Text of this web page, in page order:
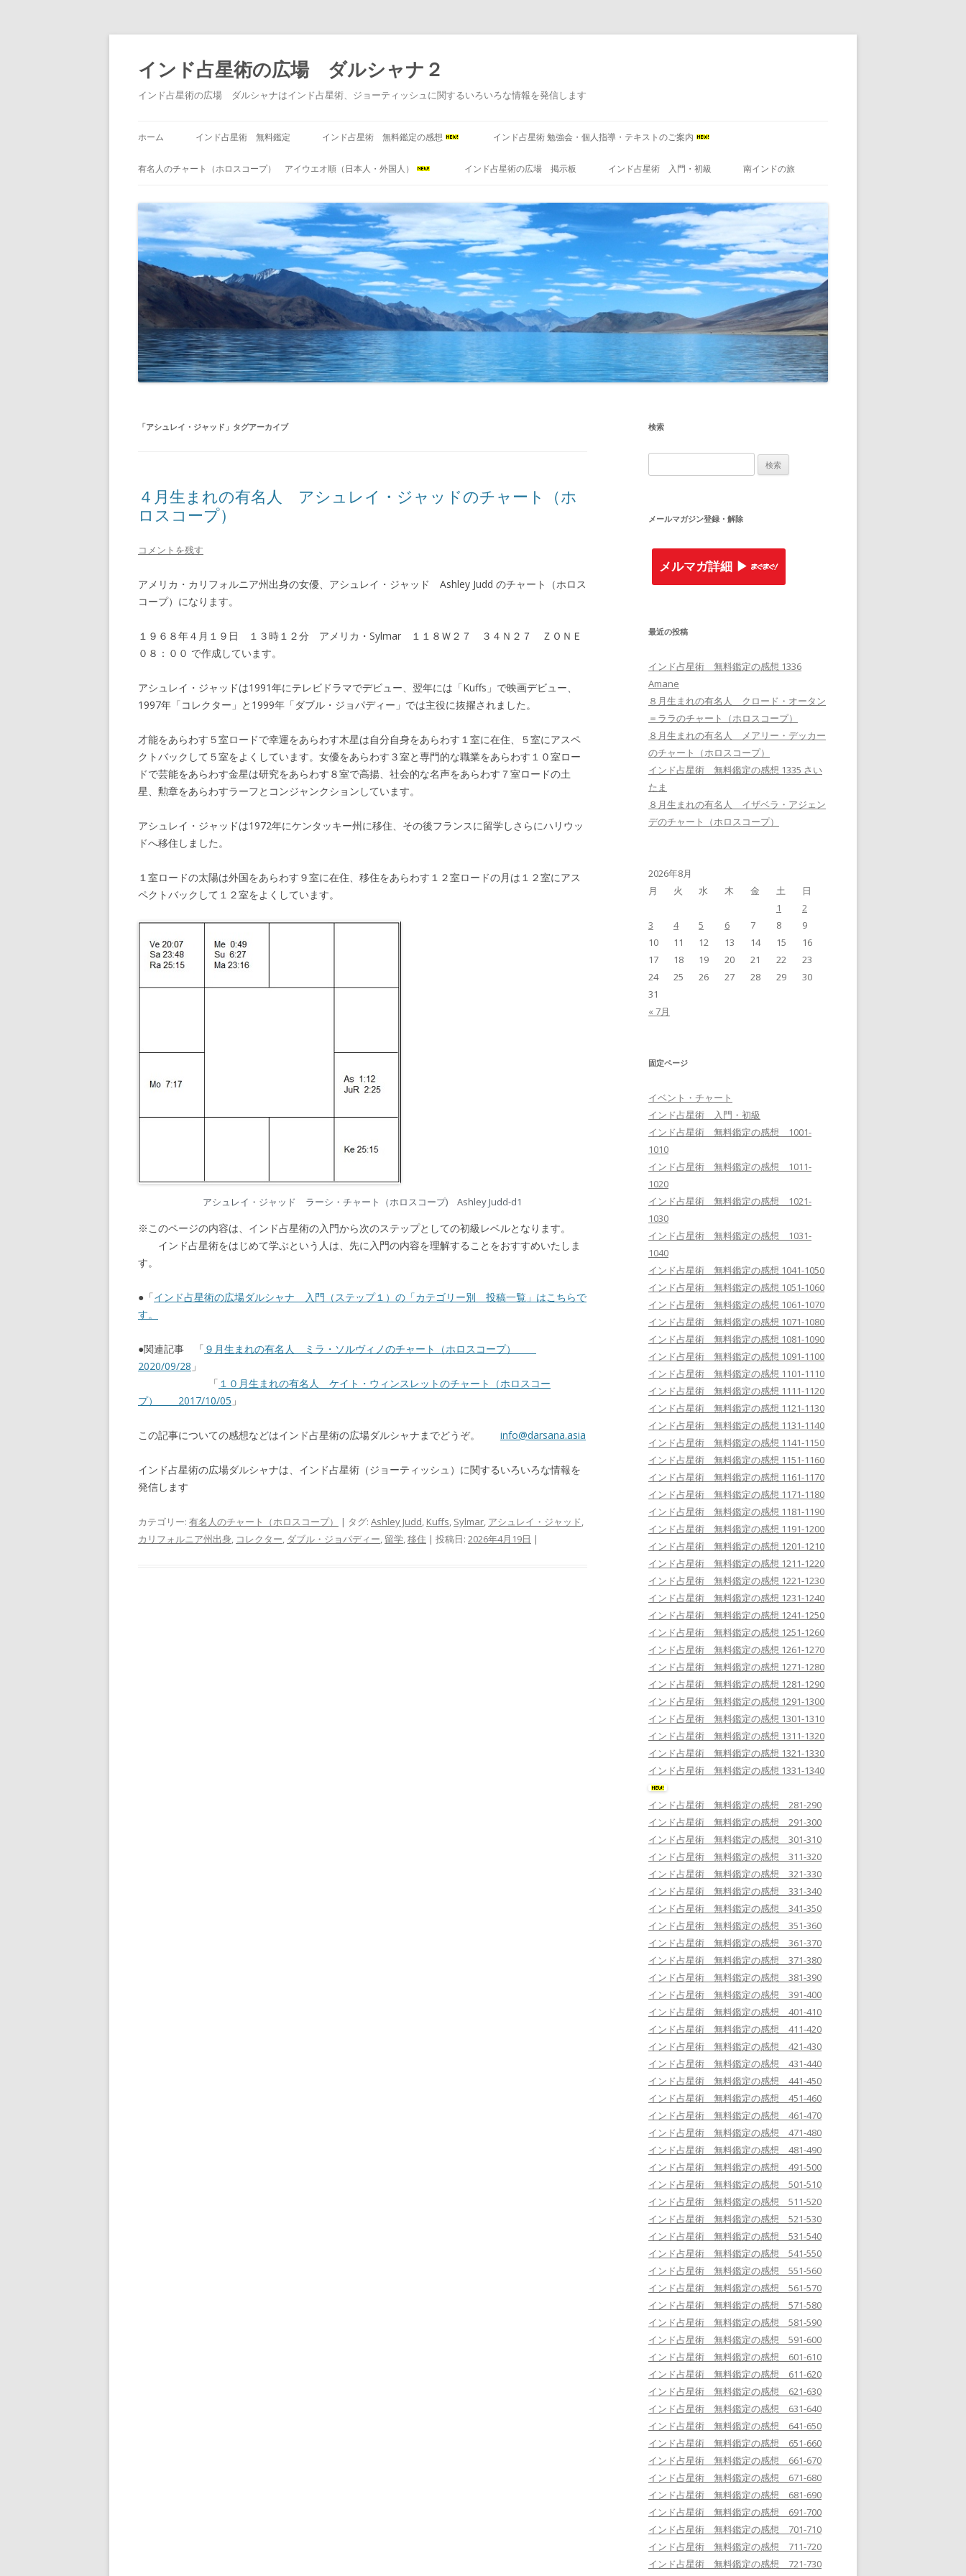
インド占星術の広場 ダルシャナ２
インド占星術の広場 ダルシャナはインド占星術、ジョーティッシュに関するいろいろな情報を発信します
ツ
へ
ッ
プ
ホーム インド占星術 無料鑑定 インド占星術 無料鑑定の感想 インド占星術 勉強会・個人指導・テキストのご案内
有名人のチャート（ホロスコープ） アイウエオ順（日本人・外国人） インド占星術の広場 掲示板 インド占星術 入門・初級 南インドの旅
「アシュレイ・ジャッド 」タグアーカイブ
４月生まれの有名人 アシュレイ・ジャッドのチャート（ホ
ロスコープ）
コメントを残す
アメリカ・カリフォルニア州出身の女優、アシュレイ・ジャッド Ashley Judd のチャート（ホロス
コープ）になります。
１９６８年４月１９日 １３時１２分 アメリカ・Sylmar １１８Ｗ２７ ３４Ｎ２７ ＺＯＮＥ
０８：００ で作成しています。
アシュレイ・ジャッドは1991年にテレビドラマでデビュー、翌年には「Kuffs」で映画デビュー、
1997年「コレクター」と1999年「ダブル・ジョパディー」では主役に抜擢されました。
才能をあらわす５室ロードで幸運をあらわす木星は自分自身をあらわす１室に在住、５室にアスペ
クトバックして５室をよくしています。女優をあらわす３室と専門的な職業をあらわす１０室ロー
ドで芸能をあらわす金星は研究をあらわす８室で高揚、社会的な名声をあらわす７室ロードの土
星、勲章をあらわすラーフとコンジャンクションしています。
アシュレイ・ジャッドは1972年にケンタッキー州に移住、その後フランスに留学しさらにハリウッ
ドへ移住しました。
１室ロードの太陽は外国をあらわす９室に在住、移住をあらわす１２室ロードの月は１２室にアス
ペクトバックして１２室をよくしています。
アシュレイ・ジャッド ラーシ・チャート（ホロスコープ) Ashley Judd-d1
※このページの内容は、インド占星術の入門から次のステップとしての初級レベルとなります。
インド占星術をはじめて学ぶという人は、先に入門の内容を理解することをおすすめいたしま
す。
●「インド占星術の広場ダルシャナ 入門（ステップ１）の「カテゴリー別 投稿一覧」はこちらで
す。
●関連記事 「 ９月生まれの有名人 ミラ・ソルヴィノのチャート（ホロスコープ）
2020/09/28 」
「 １０月生まれの有名人 ケイト・ウィンスレットのチャート（ホロスコー
プ） 2017/10/05 」
この記事についての感想などはインド占星術の広場ダルシャナまでどうぞ。 info@darsana.asia
インド占星術の広場ダルシャナは、インド占星術（ジョーティッシュ）に関するいろいろな情報を
発信します
カテゴリー: 有名人のチャート（ホロスコープ） | タグ: Ashley Judd Kuffs Sylmar アシュレイ・ジャッド
カリフォルニア州出身 コレクター ダブル・ジョパディー 留学 移住 | 投稿日: 2026年4月19日 |
検索
索
メールマガジン登録・解除
メルマガ詳細 ▶︎
最近の投稿
インド占星術 無料鑑定の感想 1336
Amane
８月生まれの有名人 クロード・オータン
＝ララのチャート（ホロスコープ）
８月生まれの有名人 メアリー・デッカー
のチャート（ホロスコープ）
インド占星術 無料鑑定の感想 1335 さい
たま
８月生まれの有名人 イザベラ・アジェン
デのチャート（ホロスコープ）
2026年8月
月
火 水 木 金 土 日
« 7月
1
2
3
4 5 6 7 8
9
10
11 12 13 14 15
16
17
18 19 20 21 22
23
24
25 26 27 28 29
30
31
固定ページ
イベント・チャート
インド占星術 入門・初級
インド占星術 無料鑑定の感想 1001-
1010
インド占星術 無料鑑定の感想 1011-
1020
インド占星術 無料鑑定の感想 1021-
1030
インド占星術 無料鑑定の感想 1031-
1040
インド占星術 無料鑑定の感想 1041-1050
インド占星術 無料鑑定の感想 1051-1060
インド占星術 無料鑑定の感想 1061-1070
インド占星術 無料鑑定の感想 1071-1080
インド占星術 無料鑑定の感想 1081-1090
インド占星術 無料鑑定の感想 1091-1100
インド占星術 無料鑑定の感想 1101-1110
インド占星術 無料鑑定の感想 1111-1120
インド占星術 無料鑑定の感想 1121-1130
インド占星術 無料鑑定の感想 1131-1140
インド占星術 無料鑑定の感想 1141-1150
インド占星術 無料鑑定の感想 1151-1160
インド占星術 無料鑑定の感想 1161-1170
インド占星術 無料鑑定の感想 1171-1180
インド占星術 無料鑑定の感想 1181-1190
インド占星術 無料鑑定の感想 1191-1200
インド占星術 無料鑑定の感想 1201-1210
インド占星術 無料鑑定の感想 1211-1220
インド占星術 無料鑑定の感想 1221-1230
インド占星術 無料鑑定の感想 1231-1240
インド占星術 無料鑑定の感想 1241-1250
インド占星術 無料鑑定の感想 1251-1260
インド占星術 無料鑑定の感想 1261-1270
インド占星術 無料鑑定の感想 1271-1280
インド占星術 無料鑑定の感想 1281-1290
インド占星術 無料鑑定の感想 1291-1300
インド占星術 無料鑑定の感想 1301-1310
インド占星術 無料鑑定の感想 1311-1320
インド占星術 無料鑑定の感想 1321-1330
インド占星術 無料鑑定の感想 1331-1340
インド占星術 無料鑑定の感想 281-290
インド占星術 無料鑑定の感想 291-300
インド占星術 無料鑑定の感想 301-310
インド占星術 無料鑑定の感想 311-320
インド占星術 無料鑑定の感想 321-330
インド占星術 無料鑑定の感想 331-340
インド占星術 無料鑑定の感想 341-350
インド占星術 無料鑑定の感想 351-360
インド占星術 無料鑑定の感想 361-370
インド占星術 無料鑑定の感想 371-380
インド占星術 無料鑑定の感想 381-390
インド占星術 無料鑑定の感想 391-400
インド占星術 無料鑑定の感想 401-410
インド占星術 無料鑑定の感想 411-420
インド占星術 無料鑑定の感想 421-430
インド占星術 無料鑑定の感想 431-440
インド占星術 無料鑑定の感想 441-450
インド占星術 無料鑑定の感想 451-460
インド占星術 無料鑑定の感想 461-470
インド占星術 無料鑑定の感想 471-480
インド占星術 無料鑑定の感想 481-490
インド占星術 無料鑑定の感想 491-500
インド占星術 無料鑑定の感想 501-510
インド占星術 無料鑑定の感想 511-520
インド占星術 無料鑑定の感想 521-530
インド占星術 無料鑑定の感想 531-540
インド占星術 無料鑑定の感想 541-550
インド占星術 無料鑑定の感想 551-560
インド占星術 無料鑑定の感想 561-570
インド占星術 無料鑑定の感想 571-580
インド占星術 無料鑑定の感想 581-590
インド占星術 無料鑑定の感想 591-600
インド占星術 無料鑑定の感想 601-610
インド占星術 無料鑑定の感想 611-620
インド占星術 無料鑑定の感想 621-630
インド占星術 無料鑑定の感想 631-640
インド占星術 無料鑑定の感想 641-650
インド占星術 無料鑑定の感想 651-660
インド占星術 無料鑑定の感想 661-670
インド占星術 無料鑑定の感想 671-680
インド占星術 無料鑑定の感想 681-690
インド占星術 無料鑑定の感想 691-700
インド占星術 無料鑑定の感想 701-710
インド占星術 無料鑑定の感想 711-720
インド占星術 無料鑑定の感想 721-730